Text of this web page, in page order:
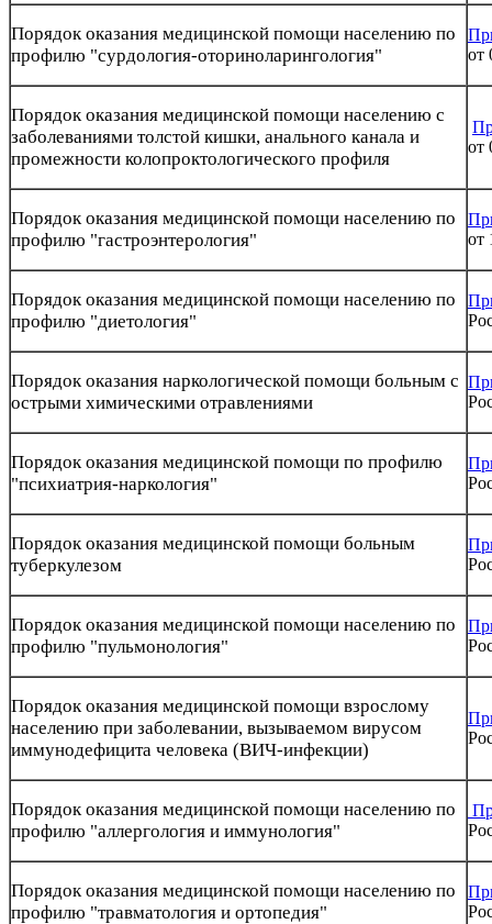
Порядок оказания медицинской помощи населению по
профилю "сурдология-оториноларингология"
от
Порядок оказания медицинской помощи населению с
заболеваниями толстой кишки, анального канала и
промежности колопроктологического профиля
от
Порядок оказания медицинской помощи населению по
профилю "гастроэнтерология"
от
Порядок оказания медицинской помощи населению по
профилю "диетология"
Порядок оказания наркологической помощи больным с
острыми химическими отравлениями
Порядок оказания медицинской помощи по профилю
"психиатрия-наркология"
Порядок оказания медицинской помощи больным
туберкулезом
Порядок оказания медицинской помощи населению по
профилю "пульмонология"
Порядок оказания медицинской помощи взрослому
населению при заболевании, вызываемом вирусом
иммунодефицита человека (ВИЧ-инфекции)
Порядок оказания медицинской помощи населению по
профилю "аллергология и иммунология"
Порядок оказания медицинской помощи населению по
профилю "травматология и ортопедия"